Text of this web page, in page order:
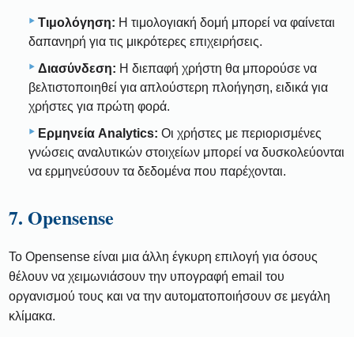
Τιμολόγηση: Η τιμολογιακή δομή μπορεί να φαίνεται
δαπανηρή για τις μικρότερες επιχειρήσεις.
Διασύνδεση: Η διεπαφή χρήστη θα μπορούσε να
βελτιστοποιηθεί για απλούστερη πλοήγηση, ειδικά για
χρήστες για πρώτη φορά.
Ερμηνεία Analytics: Οι χρήστες με περιορισμένες
γνώσεις αναλυτικών στοιχείων μπορεί να δυσκολεύονται
να ερμηνεύσουν τα δεδομένα που παρέχονται.
7. Opensense
Το Opensense είναι μια άλλη έγκυρη επιλογή για όσους
θέλουν να χειμωνιάσουν την υπογραφή email του
οργανισμού τους και να την αυτοματοποιήσουν σε μεγάλη
κλίμακα.